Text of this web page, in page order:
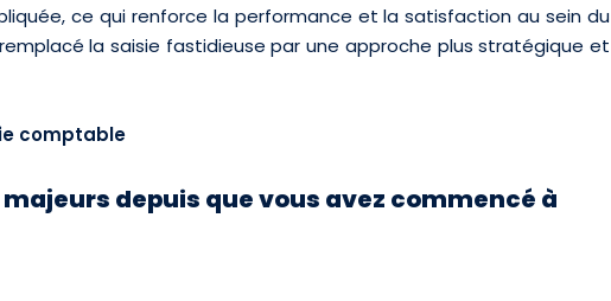
ce qui renforce la performance et la satisfaction au sein du
la saisie fastidieuse par une approche plus stratégique et
comptable
depuis que vous avez commencé à